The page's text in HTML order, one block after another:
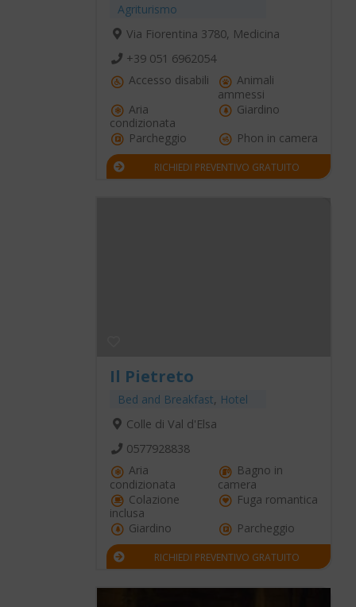
Agriturismo
Via Fiorentina 3780, Medicina
+39 051 6962054
Accesso disabili
Animali
ammessi
Aria
condizionata
Giardino
Parcheggio
Phon in camera
RICHIEDI PREVENTIVO GRATUITO
Il Pietreto
Bed and Breakfast, Hotel
Colle di Val d'Elsa
0577928838
Aria
condizionata
Bagno in
camera
Colazione
inclusa
Fuga romantica
Giardino
Parcheggio
RICHIEDI PREVENTIVO GRATUITO